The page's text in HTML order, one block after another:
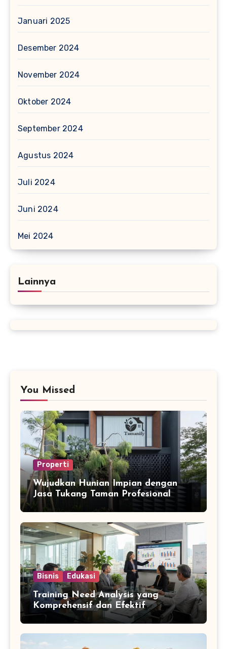
Januari 2025
Desember 2024
November 2024
Oktober 2024
September 2024
Agustus 2024
Juli 2024
Juni 2024
Mei 2024
Lainnya
You Missed
Properti
Wujudkan Hunian Impian dengan
Jasa Tukang Taman Profesional
Bisnis Edukasi
Training Need Analysis yang
Komprehensif dan Efektif